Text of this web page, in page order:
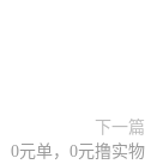
下一篇
0元单，0元撸实物